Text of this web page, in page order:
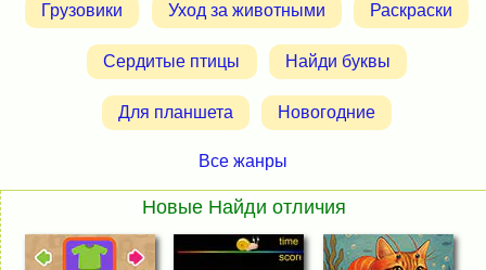
Грузовики Уход за животными Раскраски
Сердитые птицы Найди буквы
Для планшета Новогодние
Все жанры
Новые Найди отличия